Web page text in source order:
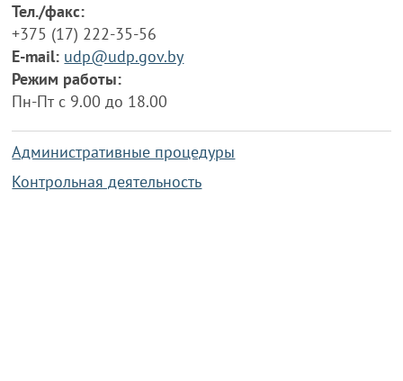
Тел./факс:
+375 (17) 222-35-56
E-mail: udp@udp.gov.by
Режим работы:
Пн-Пт с 9.00 до 18.00
Административные процедуры
Контрольная деятельность